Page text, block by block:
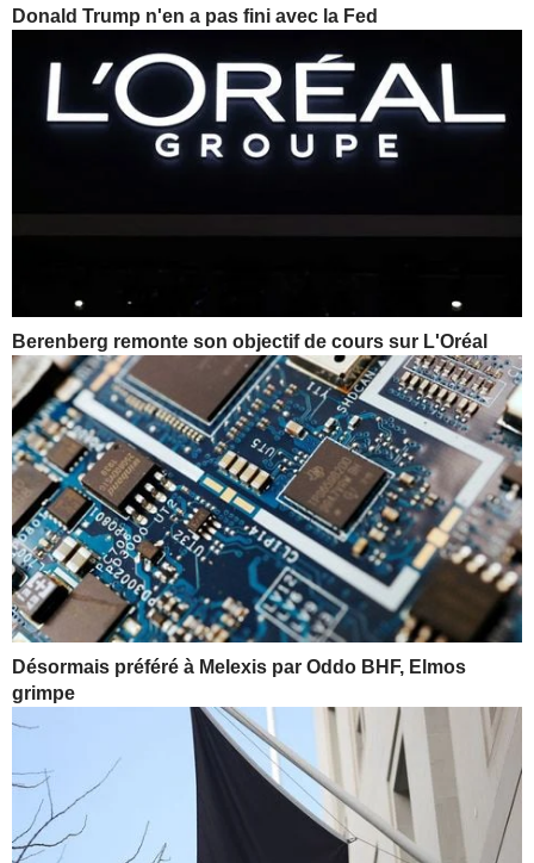
Donald Trump n'en a pas fini avec la Fed
Berenberg remonte son objectif de cours sur L'Oréal
Désormais préféré à Melexis par Oddo BHF, Elmos
grimpe